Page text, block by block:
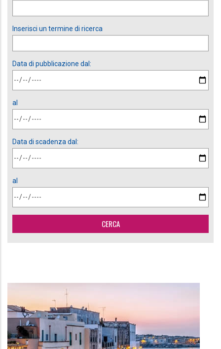
Inserisci un termine di ricerca
Data di pubblicazione dal:
al
Data di scadenza dal:
al